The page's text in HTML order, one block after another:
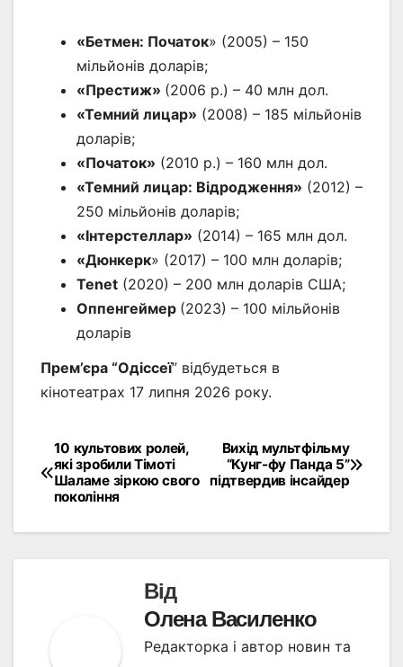
«Бетмен: Початок» (2005) – 150
мільйонів доларів;
«Престиж» (2006 р.) – 40 млн дол.
«Темний лицар» (2008) – 185 мільйонів
доларів;
«Початок» (2010 р.) – 160 млн дол.
«Темний лицар: Відродження» (2012) –
250 мільйонів доларів;
«Інтерстеллар» (2014) – 165 млн дол.
«Дюнкерк» (2017) – 100 млн доларів;
Tenet (2020) – 200 млн доларів США;
Оппенгеймер (2023) – 100 мільйонів
доларів
Прем’єра “Одіссеї” відбудеться в
кінотеатрах 17 липня 2026 року.
Навігація
записів
Вихід мультфільму
“Кунг-фу Панда 5”
підтвердив інсайдер
10 культових ролей,
які зробили Тімоті
Шаламе зіркою свого
покоління
Від
Олена Василенко
Редакторка і автор новин та